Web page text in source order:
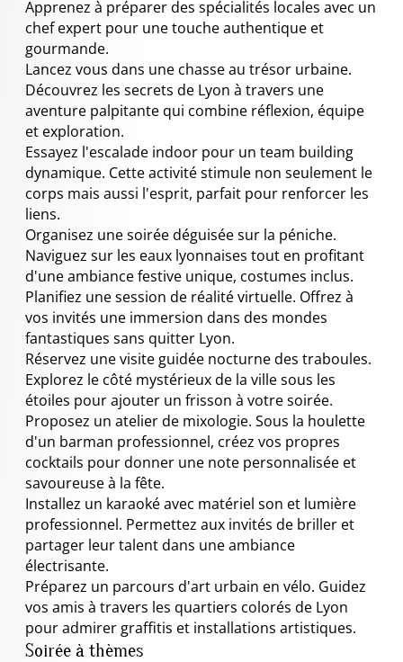
Apprenez à préparer des spécialités locales avec un
chef expert pour une touche authentique et
gourmande.
Lancez vous dans une chasse au trésor urbaine.
Découvrez les secrets de Lyon à travers une
aventure palpitante qui combine réflexion, équipe
et exploration.
Essayez l'escalade indoor pour un team building
dynamique. Cette activité stimule non seulement le
corps mais aussi l'esprit, parfait pour renforcer les
liens.
Organisez une soirée déguisée sur la péniche.
Naviguez sur les eaux lyonnaises tout en profitant
d'une ambiance festive unique, costumes inclus.
Planifiez une session de réalité virtuelle. Offrez à
vos invités une immersion dans des mondes
fantastiques sans quitter Lyon.
Réservez une visite guidée nocturne des traboules.
Explorez le côté mystérieux de la ville sous les
étoiles pour ajouter un frisson à votre soirée.
Proposez un atelier de mixologie. Sous la houlette
d'un barman professionnel, créez vos propres
cocktails pour donner une note personnalisée et
savoureuse à la fête.
Installez un karaoké avec matériel son et lumière
professionnel. Permettez aux invités de briller et
partager leur talent dans une ambiance
électrisante.
Préparez un parcours d'art urbain en vélo. Guidez
vos amis à travers les quartiers colorés de Lyon
pour admirer graffitis et installations artistiques.
Soirée à thèmes